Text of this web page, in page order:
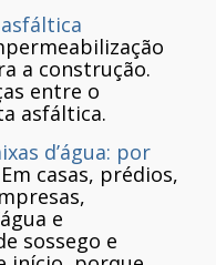
a construção.
entre o
asfáltica.
d’água: por
Em casas, prédios,
e
sossego e